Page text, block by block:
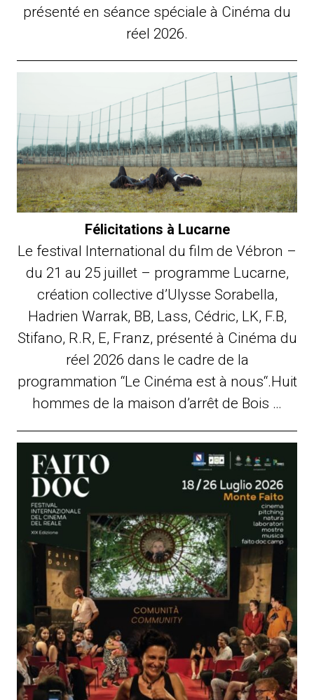
présenté en séance spéciale à Cinéma du
réel 2026.
Félicitations à Lucarne
Le festival International du film de Vébron –
du 21 au 25 juillet – programme Lucarne,
création collective d’Ulysse Sorabella,
Hadrien Warrak, BB, Lass, Cédric, LK, F.B,
Stifano, R.R, E, Franz, présenté à Cinéma du
réel 2026 dans le cadre de la
programmation “Le Cinéma est à nous“.Huit
hommes de la maison d’arrêt de Bois …